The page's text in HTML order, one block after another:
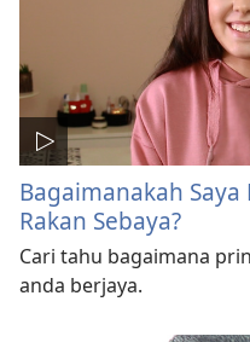
Bagaimanakah
Rakan Sebaya?
Cari tahu bagaimana
anda berjaya.